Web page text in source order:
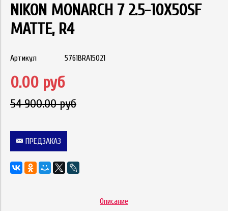
NIKON MONARCH 7 2.5-10X50SF
MATTE, R4
Артикул 5761BRA15021
0.00 руб
54 900.00 руб
ПРЕДЗАКАЗ
Описание